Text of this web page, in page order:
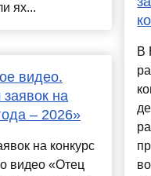
ях...
видео.
на
– 2026»
на конкурс
видео «Отец
В